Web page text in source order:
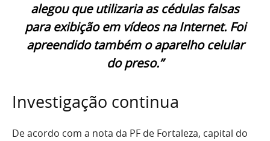
alegou que utilizaria as cédulas falsas
para exibição em vídeos na Internet. Foi
apreendido também o aparelho celular
do preso.”
Investigação continua
De acordo com a nota da PF de Fortaleza, capital do